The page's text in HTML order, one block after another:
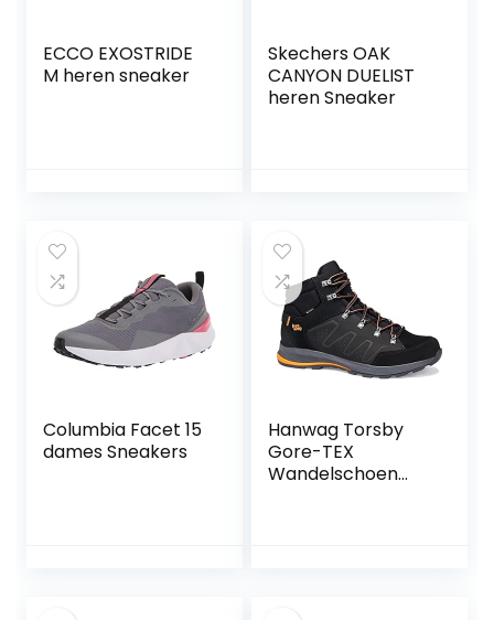
ECCO EXOSTRIDE
M heren sneaker
Skechers OAK
CANYON DUELIST
heren Sneaker
Columbia Facet 15
dames Sneakers
Hanwag Torsby
Gore-TEX
Wandelschoen